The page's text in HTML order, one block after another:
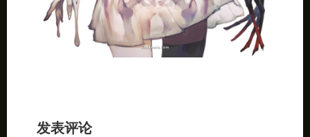
发表评论